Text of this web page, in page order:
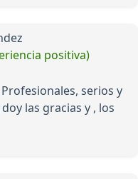
positiva)
serios y
las gracias y , los